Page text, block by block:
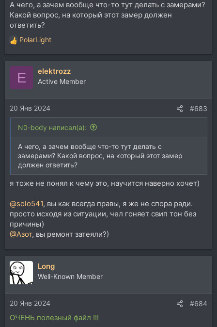
А чего, а зачем вообще что-то тут делать с замерами?
Какой вопрос, на который этот замер должен
ответить?
Р
е
а
и
и
:
PolarLight
E elektrozz
Active Member
20 Янв 2024 #683
N0-body написал(а):
А чего, а зачем вообще что-то тут делать с
замерами? Какой вопрос, на который этот замер
должен ответить?
я тоже не понял к чему это, научится наверно хочет)
@solo541, вы как всегда правы, я же не спора ради.
просто исходя из ситуации, чел гоняет свип тон без
причины)
@Азот, вы ремонт затеяли?)
Long
Well-Known Member
20 Янв 2024 #684
ОЧЕНЬ полезный файл !!!